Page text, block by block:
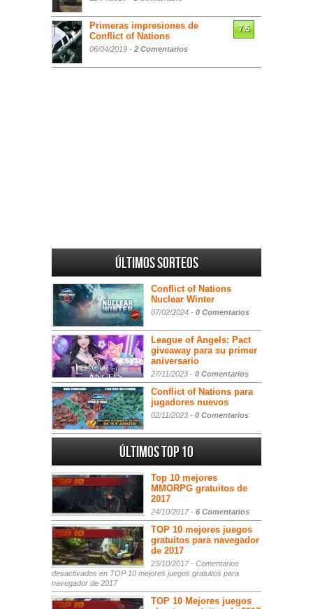
Primeras impresiones de
Conflict of Nations
06/04/2019 - 2 Comentarios
7.5
Últimos sorteos
Conflict of Nations
Nuclear Winter
07/02/2024 - 0 Comentarios
League of Angels: Pact
giveaway para su primer
aniversario
27/11/2023 - 0 Comentarios
Conflict of Nations para
jugadores nuevos
02/11/2023 - 0 Comentarios
Últimos Top 10
Top 10 mejores
MMORPG gratuitos de
2017
24/10/2017 - 6 Comentarios
TOP 10 mejores juegos
gratuitos para navegador
de 2017
23/10/2017 - Comentarios
desactivados en TOP 10 mejores juegos gratuitos para
navegador de 2017
TOP 10 Mejores juegos